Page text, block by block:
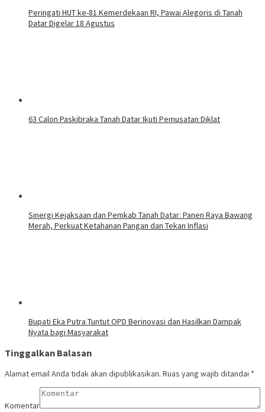
Peringati HUT ke-81 Kemerdekaan RI, Pawai Alegoris di Tanah
Datar Digelar 18 Agustus
63 Calon Paskibraka Tanah Datar Ikuti Pemusatan Diklat
Sinergi Kejaksaan dan Pemkab Tanah Datar: Panen Raya Bawang
Merah, Perkuat Ketahanan Pangan dan Tekan Inflasi
Bupati Eka Putra Tuntut OPD Berinovasi dan Hasilkan Dampak
Nyata bagi Masyarakat
Tinggalkan Balasan
Alamat email Anda tidak akan dipublikasikan. Ruas yang wajib ditandai *
Komentar